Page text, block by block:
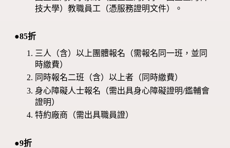
技大學）教職員工（憑服務證明文件）。
●85折
三人（含）以上團體報名（需報名同一班，並同
時繳費）
同時報名二班（含）以上者（同時繳費）
身心障礙人士報名（需出具身心障礙證明/鑑輔會
證明）
特約廠商（需出具職員證）
●9折